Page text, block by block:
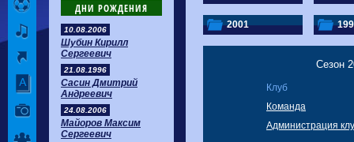
ДНИ РОЖДЕНИЯ
10.08.2006
Шубин Кирилл
Сергеевич
21.08.1996
Сасин Дмитрий
Андреевич
24.08.2006
Майоров Максим
Сергеевич
2001
Сезон
Клуб
Команда
Администрация